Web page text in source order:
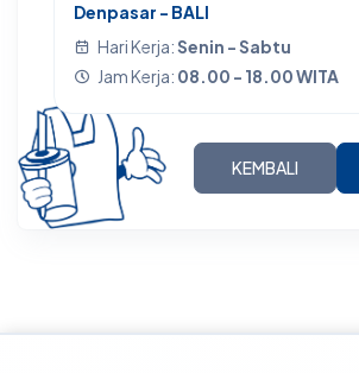
Denpasar - BALI
Hari Kerja:Senin - Sabtu
Jam Kerja: 08.00 - 18.00 WITA
KEMBALI